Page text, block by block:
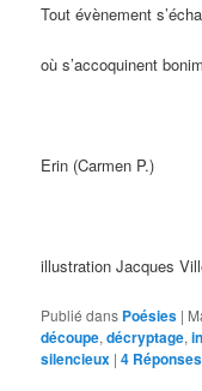
Tout évènement
où s’accoquinent
Erin (Carmen P.)
illustration Jacques
Publié dans Poésies |
découpe,décryptage,
silencieux |4 Réponses